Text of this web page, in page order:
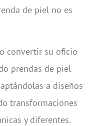
de piel no es
convertir su oficio
prendas de piel
a diseños
transformaciones
y diferentes.